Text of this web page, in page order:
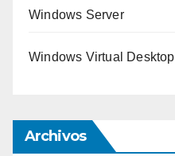
Windows Server
Windows Virtual Desktop
Archivos